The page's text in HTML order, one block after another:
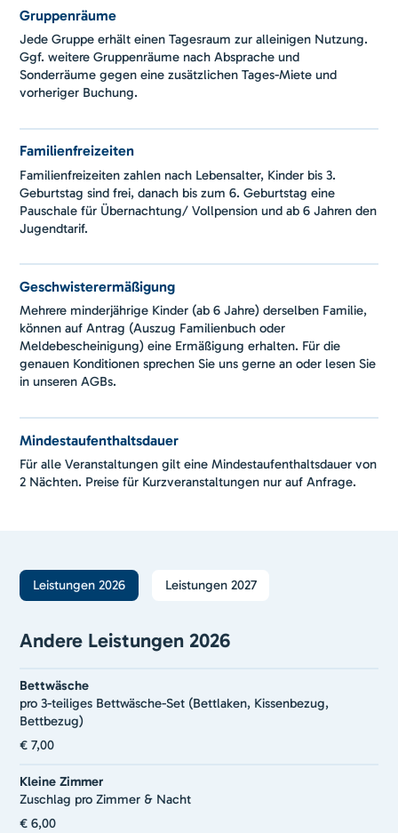
Gruppenräume
Jede Gruppe erhält einen Tagesraum zur alleinigen Nutzung.
Ggf. weitere Gruppenräume nach Absprache und
Sonderräume gegen eine zusätzlichen Tages-Miete und
vorheriger Buchung.
Familienfreizeiten
Familienfreizeiten zahlen nach Lebensalter, Kinder bis 3.
Geburtstag sind frei, danach bis zum 6. Geburtstag eine
Pauschale für Übernachtung/ Vollpension und ab 6 Jahren den
Jugendtarif.
Geschwisterermäßigung
Mehrere minderjährige Kinder (ab 6 Jahre) derselben Familie,
können auf Antrag (Auszug Familienbuch oder
Meldebescheinigung) eine Ermäßigung erhalten. Für die
genauen Konditionen sprechen Sie uns gerne an oder lesen Sie
in unseren AGBs.
Mindestaufenthaltsdauer
Für alle Veranstaltungen gilt eine Mindestaufenthaltsdauer von
2 Nächten. Preise für Kurzveranstaltungen nur auf Anfrage.
Leistungen 2026 Leistungen 2027
Andere Leistungen 2026
Bettwäsche
pro 3-teiliges Bettwäsche-Set (Bettlaken, Kissenbezug,
Bettbezug)
€ 7,00
Kleine Zimmer
Zuschlag pro Zimmer & Nacht
€ 6,00